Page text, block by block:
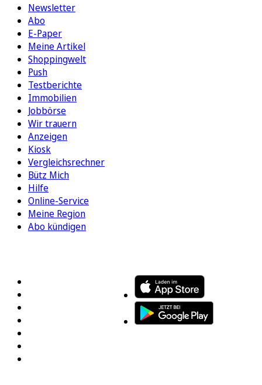
Newsletter
Abo
E-Paper
Meine Artikel
Shoppingwelt
Push
Testberichte
Immobilien
Jobbörse
Wir trauern
Anzeigen
Kiosk
Vergleichsrechner
Bütz Mich
Hilfe
Online-Service
Meine Region
Abo kündigen